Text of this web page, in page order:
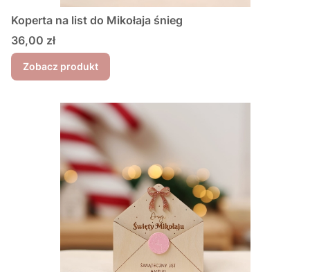
Koperta na list do Mikołaja śnieg
Cena
36,00 zł
Zobacz produkt